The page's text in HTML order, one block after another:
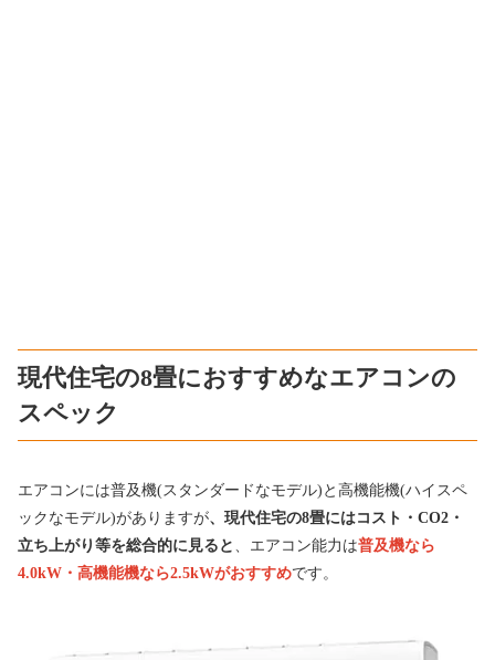
現代住宅の8畳におすすめなエアコンの
スペック
エアコンには普及機(スタンダードなモデル)と高機能機(ハイスペ
ックなモデル)がありますが、現代住宅の8畳にはコスト・CO2・
立ち上がり等を総合的に見ると
、エアコン能力は普及機なら
4.0kW・高機能機なら2.5kWがおすすめです。